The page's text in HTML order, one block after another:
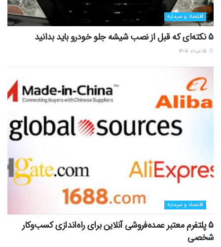
اقتصاد و سرمایه
5 نکته‌ای که قبل از نصب شیشه جلو خودرو باید بدانید
اقتصاد و سرمایه
5 پلتفرم معتبر عمده‌فروشی آنلاین برای راه‌اندازی کسب‌وکار
شخصی